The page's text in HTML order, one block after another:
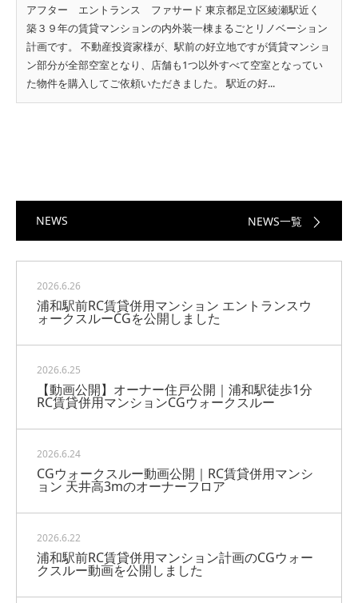
アフター エントランス ファサード 東京都足立区綾瀬駅近く
築３９年の賃貸マンションの内外装一棟まるごとリノベーション
計画です。 不動産投資家様が、駅前の好立地ですが賃貸マンショ
ン部分が全部空室となり、店舗も1つ以外すべて空室となってい
た物件を購入してご依頼いただきました。 駅近の好...
NEWS NEWS一覧
2026.6.26
浦和駅前RC賃貸併用マンション エントランスウ
ォークスルーCGを公開しました
2026.6.25
【動画公開】オーナー住戸公開｜浦和駅徒歩1分
RC賃貸併用マンションCGウォークスルー
2026.6.24
CGウォークスルー動画公開｜RC賃貸併用マンシ
ョン 天井高3mのオーナーフロア
2026.6.22
浦和駅前RC賃貸併用マンション計画のCGウォー
クスルー動画を公開しました